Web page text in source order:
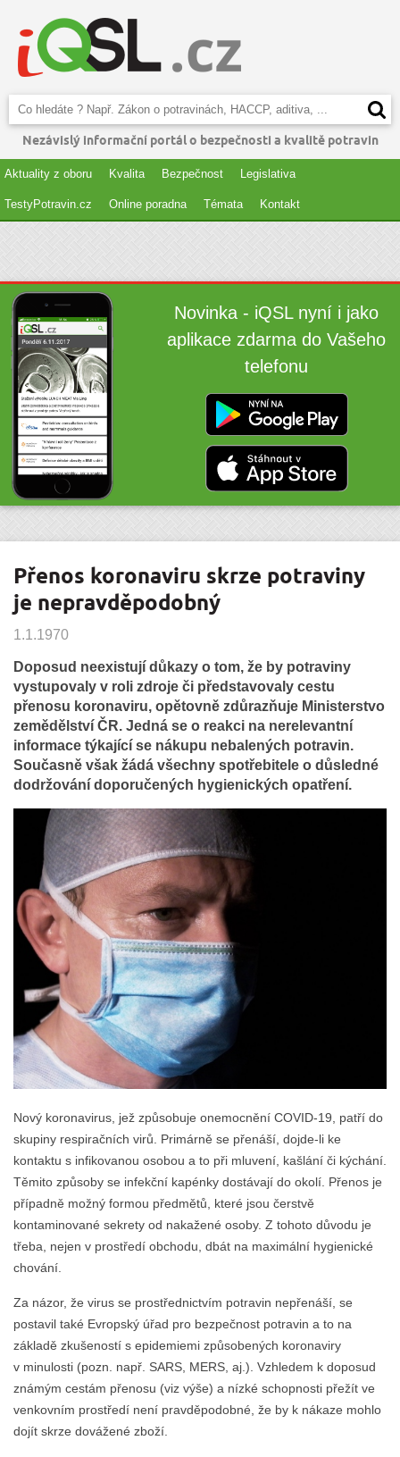
Nezávislý informační portál o bezpečnosti a kvalitě potravin
Aktuality z oboru Kvalita Bezpečnost Legislativa
TestyPotravin.cz Online poradna Témata Kontakt
Novinka - iQSL nyní i jako
aplikace zdarma do Vašeho
telefonu
Přenos koronaviru skrze potraviny
je nepravděpodobný
1.1.1970
Doposud neexistují důkazy o tom, že by potraviny
vystupovaly v roli zdroje či představovaly cestu
přenosu koronaviru, opětovně zdůrazňuje Ministerstvo
zemědělství ČR. Jedná se o reakci na nerelevantní
informace týkající se nákupu nebalených potravin.
Současně však žádá všechny spotřebitele o důsledné
dodržování doporučených hygienických opatření.
Nový koronavirus, jež způsobuje onemocnění COVID-19, patří do
skupiny respiračních virů. Primárně se přenáší, dojde-li ke
kontaktu s infikovanou osobou a to při mluvení, kašlání či kýchání.
Těmito způsoby se infekční kapénky dostávají do okolí. Přenos je
případně možný formou předmětů, které jsou čerstvě
kontaminované sekrety od nakažené osoby. Z tohoto důvodu je
třeba, nejen v prostředí obchodu, dbát na maximální hygienické
chování.
Za názor, že virus se prostřednictvím potravin nepřenáší, se
postavil také Evropský úřad pro bezpečnost potravin a to na
základě zkušeností s epidemiemi způsobených koronaviry
v minulosti (pozn. např. SARS, MERS, aj.). Vzhledem k doposud
známým cestám přenosu (viz výše) a nízké schopnosti přežít ve
venkovním prostředí není pravděpodobné, že by k nákaze mohlo
dojít skrze dovážené zboží.